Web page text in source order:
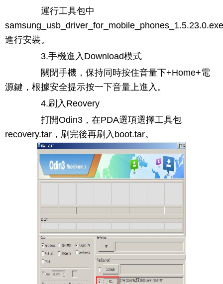
運行工具包中
進行安裝。
3.手機進入Download模式
關閉手機，保持同時按住音量下+Home+電
源鍵，根據安全提示按一下音量上進入。
4.刷入Reovery
打開Odin3，在PDA選項選擇工具包
recovery.tar，刷完後再刷入boot.tar。